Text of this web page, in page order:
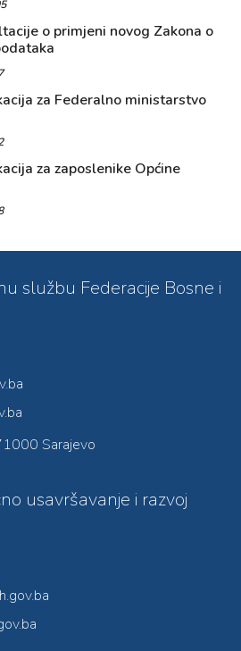
o primjeni novog Zakona o
za Federalno ministarstvo
za zaposlenike Općine
službu Federacije Bosne i
Sarajevo
usavršavanje i razvoj